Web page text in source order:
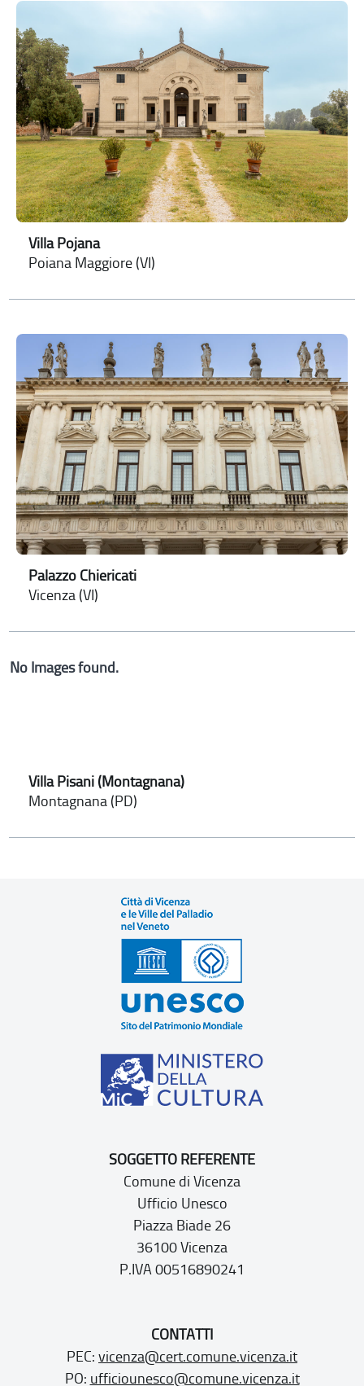
Villa Pojana
Poiana Maggiore (VI)
Palazzo Chiericati
Vicenza (VI)
No Images found.
Villa Pisani (Montagnana)
Montagnana (PD)
SOGGETTO REFERENTE
Comune di Vicenza
Ufficio Unesco
Piazza Biade 26
36100 Vicenza
P.IVA 00516890241
CONTATTI
PEC: vicenza@cert.comune.vicenza.it
PO: ufficiounesco@comune.vicenza.it